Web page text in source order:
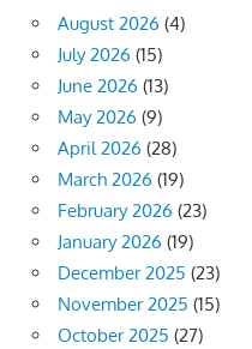
August 2026 (4)
July 2026 (15)
June 2026 (13)
May 2026 (9)
April 2026 (28)
March 2026 (19)
February 2026 (23)
January 2026 (19)
December 2025 (23)
November 2025 (15)
October 2025 (27)